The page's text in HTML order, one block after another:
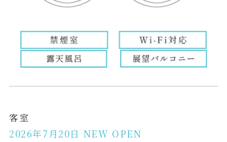
客室
2026年7月20日 NEW OPEN